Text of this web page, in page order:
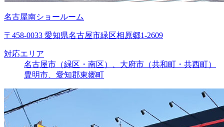
名古屋南ショールーム
〒458-0033 愛知県名古屋市緑区相原郷1-2609
対応エリア
名古屋市（緑区・南区）、大府市（共和町・共西町）
豊明市、愛知郡東郷町